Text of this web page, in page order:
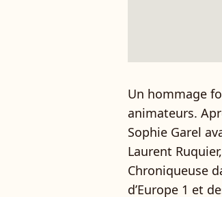
Un hommage
animateurs.
Sophie Garel
Laurent
Chroniqueuse
d’Europe 1 et